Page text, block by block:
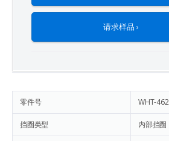
请求样品 ›
零件号 WHT-462
挡圈类型 内部挡圈